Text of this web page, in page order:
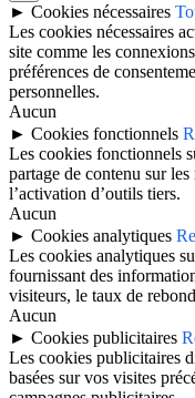
► Cookies nécessaires
Les cookies nécessaires
site comme les
préférences de
personnelles.
Aucun
► Cookies fonctionnels
Les cookies fonctionnels
partage de contenu sur
l’activation d’outils tiers.
Aucun
► Cookies analytiques
Les cookies analytiques
fournissant des
visiteurs, le taux de
Aucun
► Cookies publicitaires
Les cookies publicitaires
basées sur vos visites